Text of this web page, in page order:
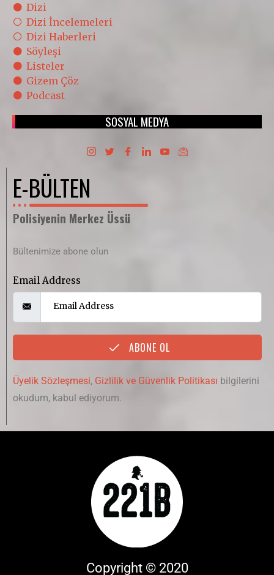
Dizi
Dizi İncelemeleri
Dizi Haberleri
Söyleşi
Listeler
Gizem Çöz
Podcast
SOSYAL MEDYA
E-BÜLTEN
Polisiyenin Merkez Üssü
Bültenimize abone olun
Email Address
ABONE OL
Üyelik Sözleşmesi, Gizlilik ve Güvenlik Politikası bilgilerini
okudum, kabul ediyorum.
Copyright © 2020